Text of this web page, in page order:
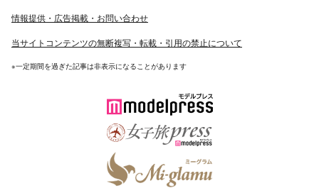
情報提供・広告掲載・お問い合わせ
当サイトコンテンツの無断複写・転載・引用の禁止について
※一定期間を過ぎた記事は非表示になることがあります